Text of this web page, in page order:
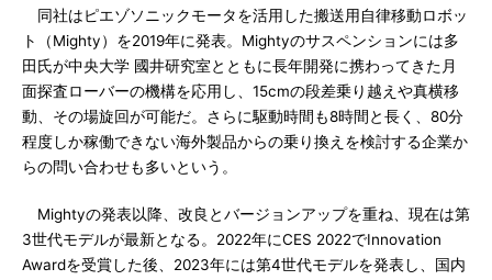
同社はピエゾソニックモータを活用した搬送用自律移動ロボッ
ト（Mighty）を2019年に発表。Mightyのサスペンションには多
田氏が中央大学 國井研究室とともに長年開発に携わってきた月
面探査ローバーの機構を応用し、15cmの段差乗り越えや真横移
動、その場旋回が可能だ。さらに駆動時間も8時間と長く、80分
程度しか稼働できない海外製品からの乗り換えを検討する企業か
らの問い合わせも多いという。
Mightyの発表以降、改良とバージョンアップを重ね、現在は第
3世代モデルが最新となる。2022年にCES 2022でInnovation
Awardを受賞した後、2023年には第4世代モデルを発表し、国内